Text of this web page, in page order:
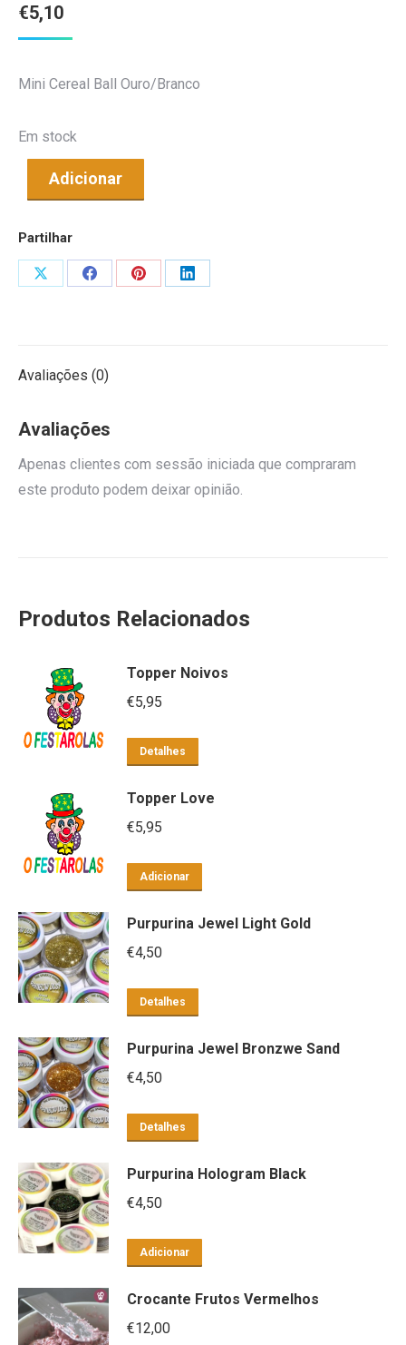
€5,10
Mini Cereal Ball Ouro/Branco
Em stock
Adicionar
Partilhar
Share
Share
Share
Share
Avaliações (0)
Avaliações
Apenas clientes com sessão iniciada que compraram
este produto podem deixar opinião.
Produtos Relacionados
Topper Noivos
€5,95
Detalhes
Topper Love
€5,95
Adicionar
Purpurina Jewel Light Gold
€4,50
Detalhes
Purpurina Jewel Bronzwe Sand
€4,50
Detalhes
Purpurina Hologram Black
€4,50
Adicionar
Crocante Frutos Vermelhos
€12,00